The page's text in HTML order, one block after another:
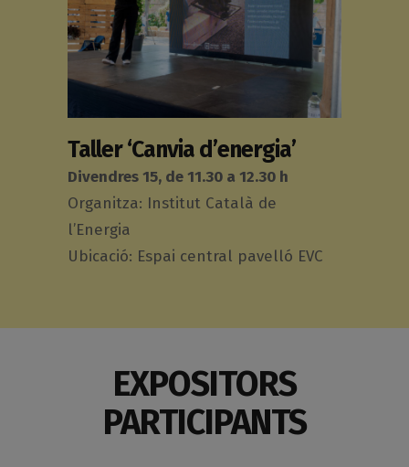
Taller ‘Canvia d’energia’
Divendres 15, de 11.30 a 12.30 h
Organitza: Institut Català de
l’Energia
Ubicació: Espai central pavelló EVC
EXPOSITORS
PARTICIPANTS